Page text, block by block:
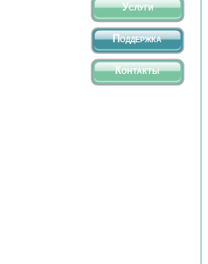
Услуги
Поддержка
Контакты